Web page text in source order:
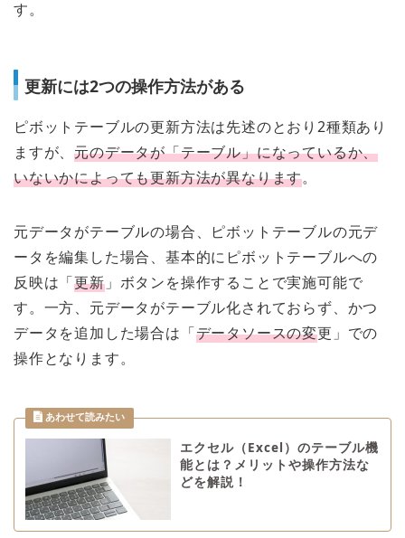
す。
更新には2つの操作方法がある
ピボットテーブルの更新方法は先述のとおり2種類あり
ますが、元のデータが「テーブル」になっているか、
いないかによっても更新方法が異なります。
元データがテーブルの場合、ピボットテーブルの元デ
ータを編集した場合、基本的にピボットテーブルへの
反映は「更新」ボタンを操作することで実施可能で
す。一方、元データがテーブル化されておらず、かつ
データを追加した場合は「データソースの変更」での
操作となります。
エクセル（Excel）のテーブル機
能とは？メリットや操作方法な
どを解説！